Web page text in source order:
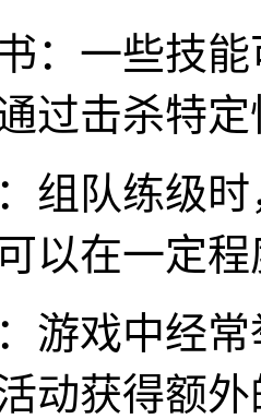
：一些技
过击杀特
组队练级
以在一定
游戏中经
动获得额